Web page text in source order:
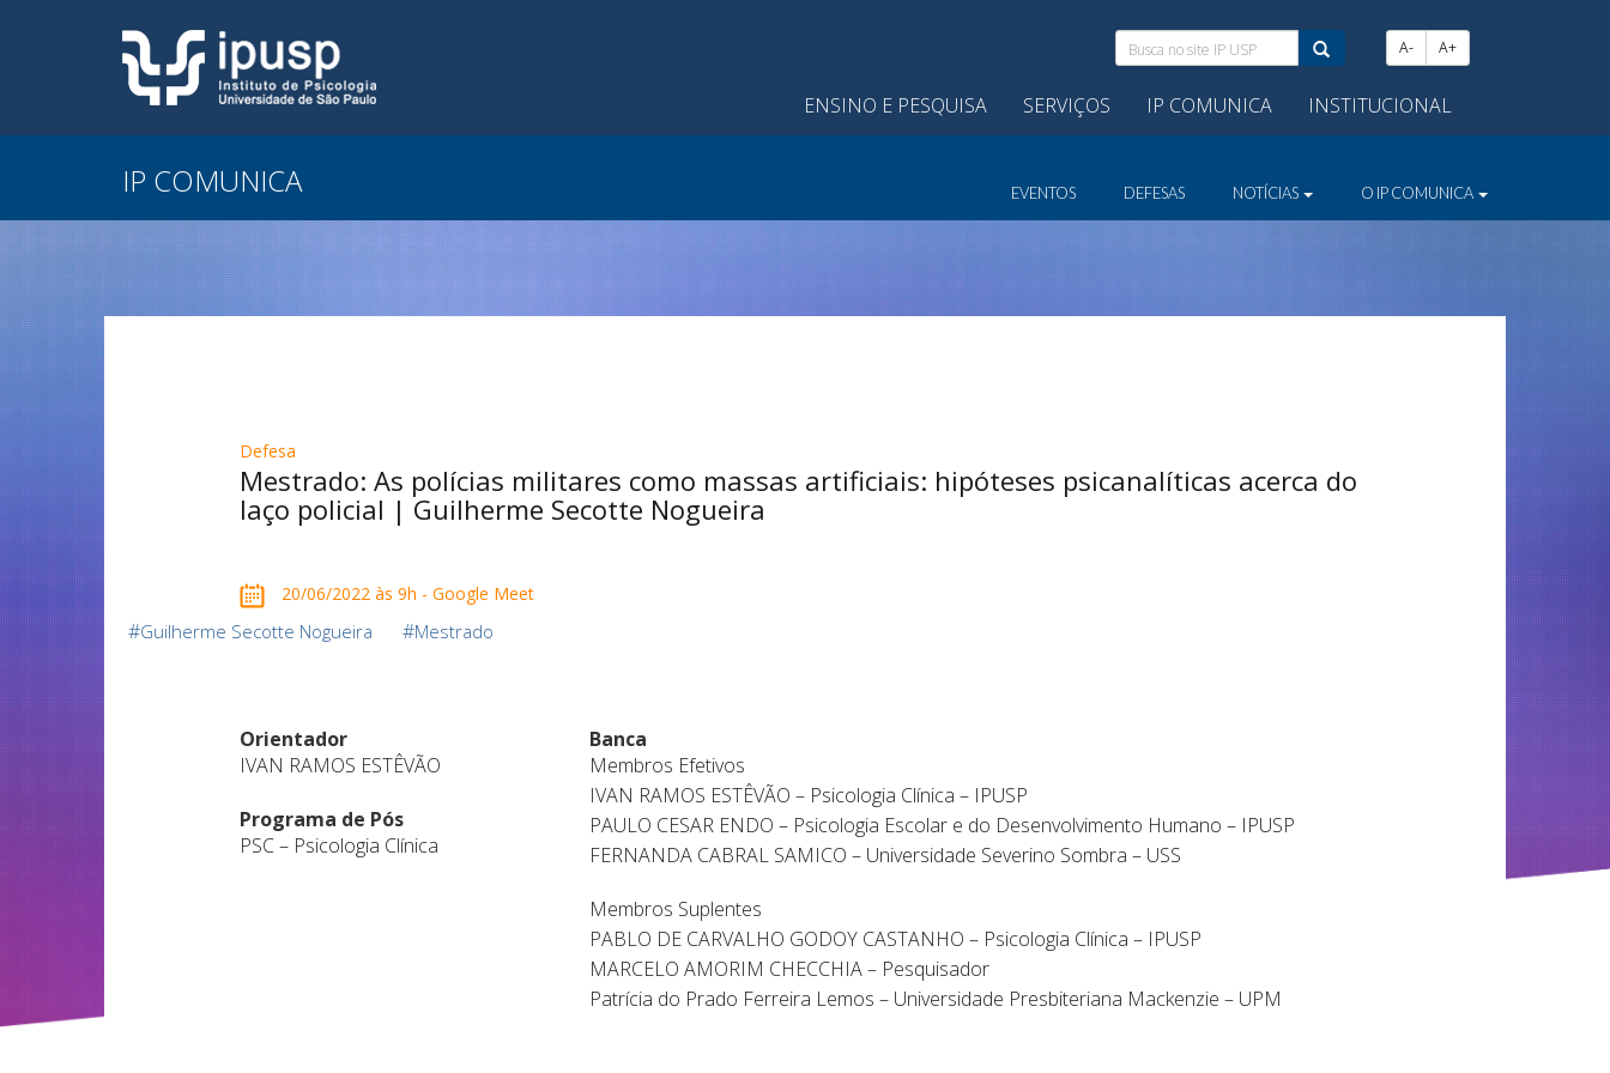
Busca
no
site
IP
A- A+
ENSINO E PESQUISA SERVIÇOS IP COMUNICA INSTITUCIONAL
IP COMUNICA EVENTOS DEFESAS NOTÍCIAS O IP COMUNICA
Defesa
Mestrado: As polícias militares como massas artificiais: hipóteses psicanalíticas acerca do
laço policial | Guilherme Secotte Nogueira
20/06/2022 às 9h - Google Meet
#Guilherme Secotte Nogueira #Mestrado
Orientador
IVAN RAMOS ESTÊVÃO
Programa de Pós
PSC – Psicologia Clínica
Banca
Membros Efetivos
IVAN RAMOS ESTÊVÃO – Psicologia Clínica – IPUSP
PAULO CESAR ENDO – Psicologia Escolar e do Desenvolvimento Humano – IPUSP
FERNANDA CABRAL SAMICO – Universidade Severino Sombra – USS
Membros Suplentes
PABLO DE CARVALHO GODOY CASTANHO – Psicologia Clínica – IPUSP
MARCELO AMORIM CHECCHIA – Pesquisador
Patrícia do Prado Ferreira Lemos – Universidade Presbiteriana Mackenzie – UPM